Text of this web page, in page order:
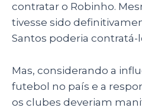
contratar o Robinho.
tivesse sido
Santos poderia contratá-
Mas, considerando a
futebol no país e a
os clubes deveriam